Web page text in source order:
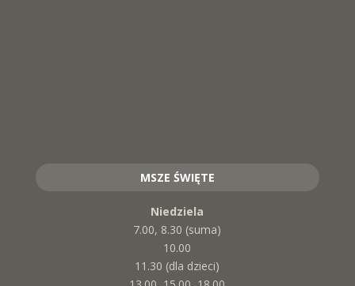
MSZE ŚWIĘTE
Niedziela
7.00, 8.30 (suma)
10.00
11.30 (dla dzieci)